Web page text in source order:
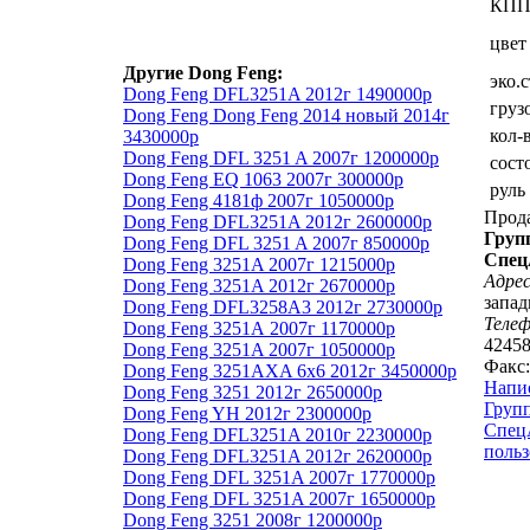
Другие Dong Feng:
Dong Feng DFL3251A 2012г 1490000р
Dong Feng Dong Feng 2014 новый 2014г
3430000р
Dong Feng DFL 3251 A 2007г 1200000р
Dong Feng EQ 1063 2007г 300000р
Dong Feng 4181ф 2007г 1050000р
Dong Feng DFL3251A 2012г 2600000р
Dong Feng DFL 3251 A 2007г 850000р
Dong Feng 3251A 2007г 1215000р
Dong Feng 3251A 2012г 2670000р
Dong Feng DFL3258A3 2012г 2730000р
Dong Feng 3251А 2007г 1170000р
Dong Feng 3251A 2007г 1050000р
Dong Feng 3251AXA 6x6 2012г 3450000р
Dong Feng 3251 2012г 2650000р
Dong Feng YH 2012г 2300000р
Dong Feng DFL3251A 2010г 2230000р
Dong Feng DFL3251A 2012г 2620000р
Dong Feng DFL 3251A 2007г 1770000р
Dong Feng DFL 3251A 2007г 1650000р
Dong Feng 3251 2008г 1200000р
КПП
цвет
кол-
руль